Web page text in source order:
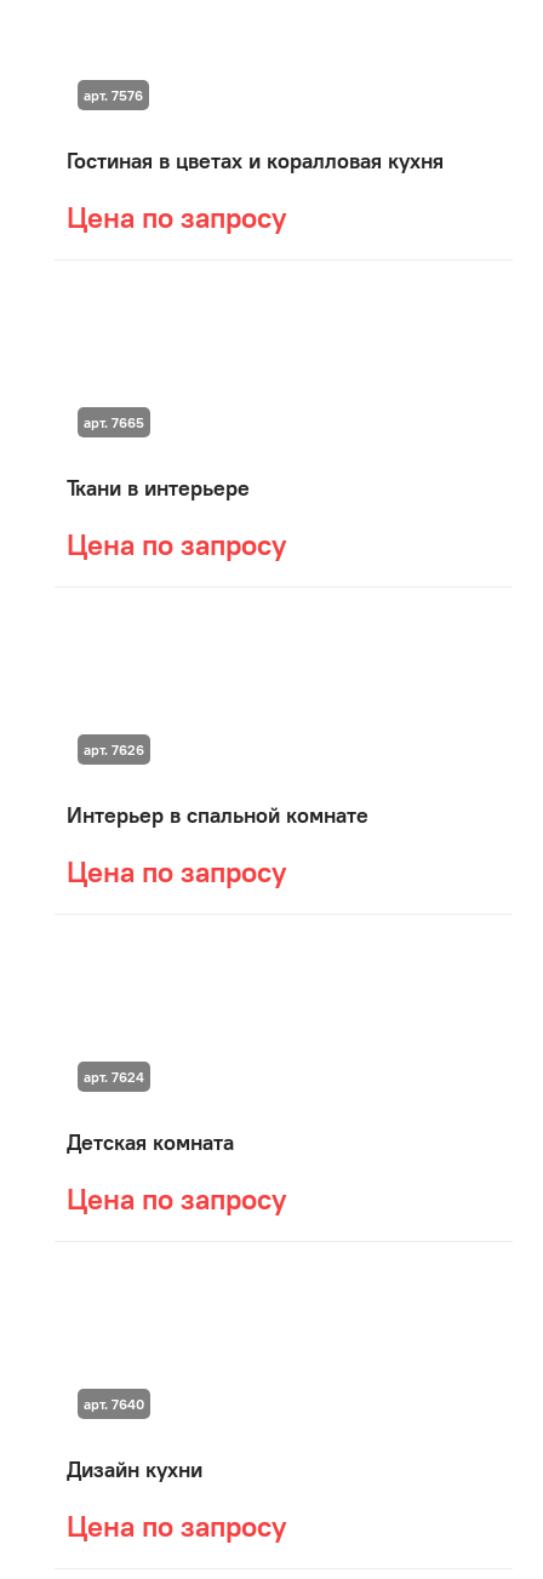
Гостиная в цветах и коралловая кухня
Цена по запросу
арт. 7576
Ткани в интерьере
Цена по запросу
арт. 7665
Интерьер в спальной комнате
Цена по запросу
арт. 7626
Детская комната
Цена по запросу
арт. 7624
Дизайн кухни
Цена по запросу
арт. 7640